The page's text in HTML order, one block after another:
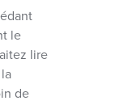
le
lire
de